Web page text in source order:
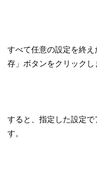
すべて任意の設定を終
存」ボタンをクリックし
すると、指定した設定で
す。